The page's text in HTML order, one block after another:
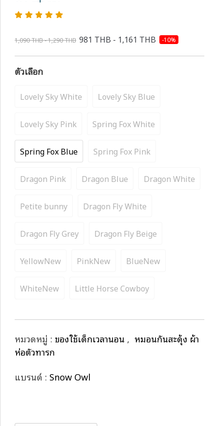
1,090 THB - 1,290 THB 981 THB - 1,161 THB -10%
ตัวเลือก
Lovely Sky White Lovely Sky Blue
Lovely Sky Pink Spring Fox White
Spring Fox Blue Spring Fox Pink
Dragon Pink Dragon Blue Dragon White
Petite bunny Dragon Fly White
Dragon Fly Grey Dragon Fly Beige
YellowNew PinkNew BlueNew
WhiteNew Little Horse Cowboy
หมวดหมู่ : ของใช้เด็กเวลานอน , หมอนกันสะดุ้ง ผ้า
ห่อตัวทารก
แบรนด์ : Snow Owl